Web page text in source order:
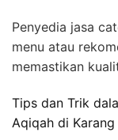
Penyedia jasa
menu atau
memastikan
Tips dan Trik
Aqiqah di Karang